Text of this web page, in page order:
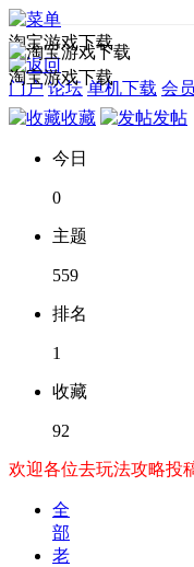
淘宝游戏下载
门户 论坛 单机下载 会
淘宝游戏下载
收藏 发帖
今日
0
主题
559
排名
1
收藏
92
欢迎各位去玩法攻略投
全
部
老